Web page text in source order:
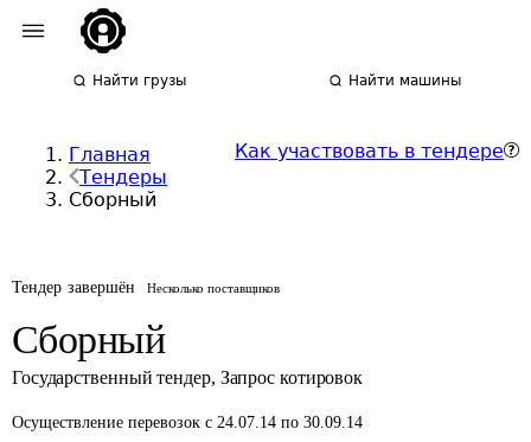
Найти грузы Найти машины
Главная
Тендеры
Сборный
Как участвовать в тендере
Тендер завершён Несколько поставщиков
Сборный
Государственный тендер, Запрос котировок
Осуществление перевозок с 24.07.14 по 30.09.14